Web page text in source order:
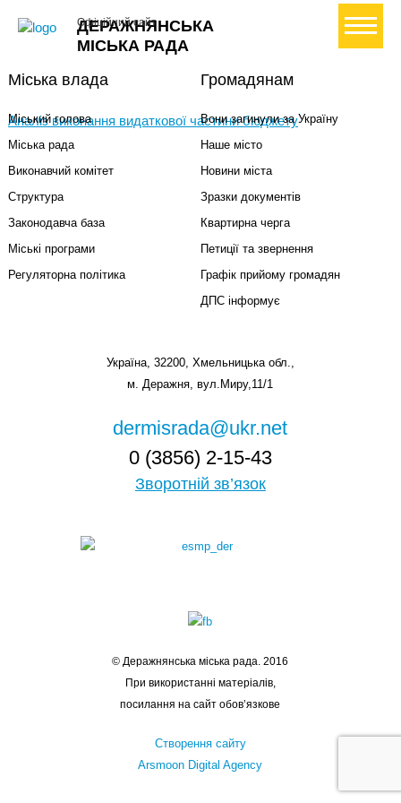
ДЕРАЖНЯНСЬКА
МІСЬКА РАДА
Офіційний сайт+ Створити петицію
Аналіз виконання видаткової частини бюджету
Міська влада
Міський голова
Міська рада
Виконавчий комітет
Структура
Законодавча база
Міські програми
Регуляторна політика
Громадянам
Вони загинули за Україну
Наше місто
Новини міста
Зразки документів
Квартирна черга
Петиції та звернення
Графік прийому громадян
ДПС інформує
Україна, 32200, Хмельницька обл.,
м. Деражня, вул.Миру,11/1
dermisrada@ukr.net
0 (3856) 2-15-43
Зворотній зв’язок
© Деражнянська міська рада. 2016
При використанні матеріалів,
посилання на сайт обов’язкове
Створення сайту
Arsmoon Digital Agency